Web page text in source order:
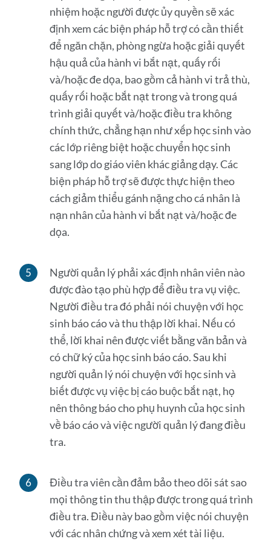
nhiệm hoặc người được ủy quyền sẽ xác
định xem các biện pháp hỗ trợ có cần thiết
để ngăn chặn, phòng ngừa hoặc giải quyết
hậu quả của hành vi bắt nạt, quấy rối
và/hoặc đe dọa, bao gồm cả hành vi trả thù,
quấy rối hoặc bắt nạt trong và trong quá
trình giải quyết và/hoặc điều tra không
chính thức, chẳng hạn như xếp học sinh vào
các lớp riêng biệt hoặc chuyển học sinh
sang lớp do giáo viên khác giảng dạy. Các
biện pháp hỗ trợ sẽ được thực hiện theo
cách giảm thiểu gánh nặng cho cá nhân là
nạn nhân của hành vi bắt nạt và/hoặc đe
dọa.
Người quản lý phải xác định nhân viên nào
được đào tạo phù hợp để điều tra vụ việc.
Người điều tra đó phải nói chuyện với học
sinh báo cáo và thu thập lời khai. Nếu có
thể, lời khai nên được viết bằng văn bản và
có chữ ký của học sinh báo cáo. Sau khi
người quản lý nói chuyện với học sinh và
biết được vụ việc bị cáo buộc bắt nạt, họ
nên thông báo cho phụ huynh của học sinh
về báo cáo và việc người quản lý đang điều
tra.
Điều tra viên cần đảm bảo theo dõi sát sao
mọi thông tin thu thập được trong quá trình
điều tra. Điều này bao gồm việc nói chuyện
với các nhân chứng và xem xét tài liệu.